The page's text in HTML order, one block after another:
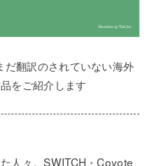
翻訳のされていない海外
をご紹介します
人々。SWITCH・Coyote